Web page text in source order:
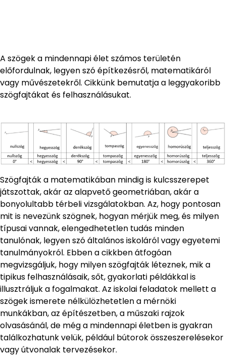
A szögek a mindennapi élet számos területén
előfordulnak, legyen szó építkezésről, matematikáról
vagy művészetekről. Cikkünk bemutatja a leggyakoribb
szögfajtákat és felhasználásukat.
Szögfajták a matematikában mindig is kulcsszerepet
játszottak, akár az alapvető geometriában, akár a
bonyolultabb térbeli vizsgálatokban. Az, hogy pontosan
mit is nevezünk szögnek, hogyan mérjük meg, és milyen
típusai vannak, elengedhetetlen tudás minden
tanulónak, legyen szó általános iskoláról vagy egyetemi
tanulmányokról. Ebben a cikkben átfogóan
megvizsgáljuk, hogy milyen szögfajták léteznek, mik a
tipikus felhasználásaik, sőt, gyakorlati példákkal is
illusztráljuk a fogalmakat. Az iskolai feladatok mellett a
szögek ismerete nélkülözhetetlen a mérnöki
munkákban, az építészetben, a műszaki rajzok
olvasásánál, de még a mindennapi életben is gyakran
találkozhatunk velük, például bútorok összeszerelésekor
vagy útvonalak tervezésekor.